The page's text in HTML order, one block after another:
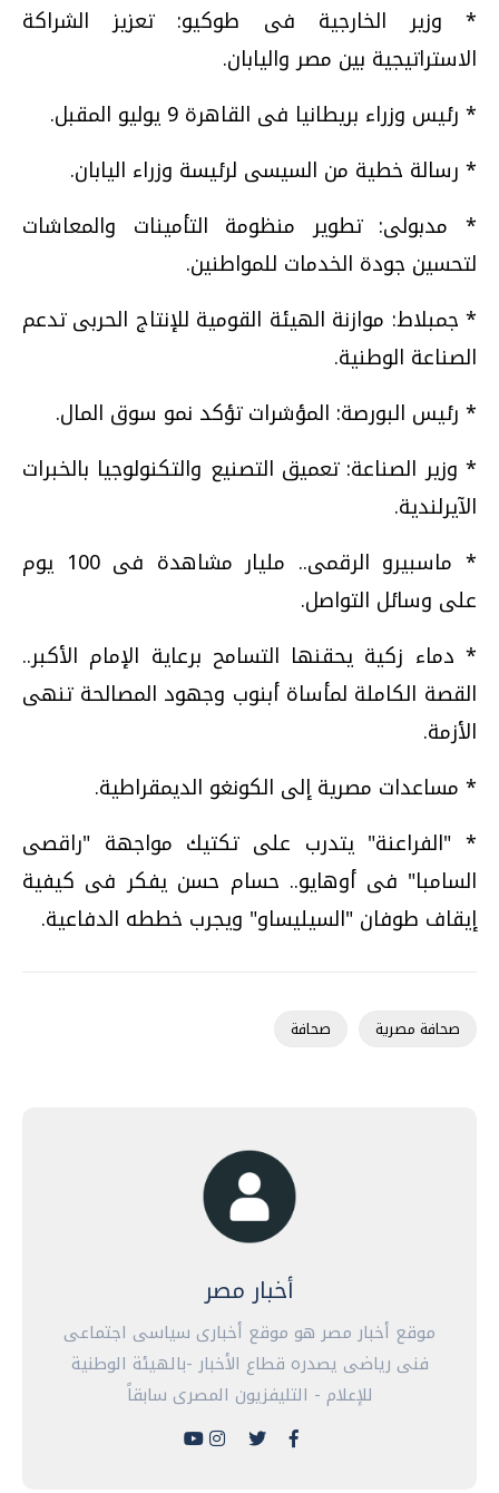
* وزير الخارجية فى طوكيو: تعزيز الشراكة
الاستراتيجية بين مصر واليابان.
* رئيس وزراء بريطانيا فى القاهرة 9 يوليو المقبل.
* رسالة خطية من السيسى لرئيسة وزراء اليابان.
* مدبولى: تطوير منظومة التأمينات والمعاشات
لتحسين جودة الخدمات للمواطنين.
* جمبلاط: موازنة الهيئة القومية للإنتاج الحربى تدعم
الصناعة الوطنية.
* رئيس البورصة: المؤشرات تؤكد نمو سوق المال.
* وزير الصناعة: تعميق التصنيع والتكنولوجيا بالخبرات
الآيرلندية.
* ماسبيرو الرقمى.. مليار مشاهدة فى 100 يوم
على وسائل التواصل.
* دماء زكية يحقنها التسامح برعاية الإمام الأكبر..
القصة الكاملة لمأساة أبنوب وجهود المصالحة تنهى
الأزمة.
* مساعدات مصرية إلى الكونغو الديمقراطية.
* "الفراعنة" يتدرب على تكتيك مواجهة "راقصى
السامبا" فى أوهايو.. حسام حسن يفكر فى كيفية
إيقاف طوفان "السيليساو" ويجرب خططه الدفاعية.
صحافة مصرية صحافة
أخبار مصر
موقع أخبار مصر هو موقع أخبارى سياسى اجتماعى
فنى رياضى يصدره قطاع الأخبار -بالهيئة الوطنية
للإعلام - التليفزيون المصرى سابقاً